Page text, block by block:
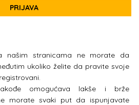
PRIJAVA
našim stranicama ne morate da
ukoliko želite da pravite svoje
omogućava lakše i brže
morate svaki put da ispunjavate